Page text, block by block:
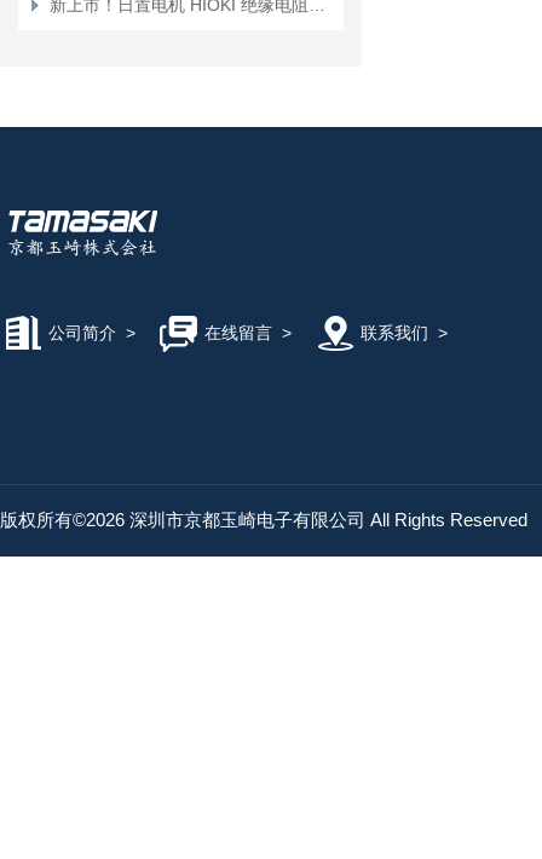
公司简介 > 在线留言> 联系我们 >
版权所有©2026 深圳市京都玉崎电子有限公司 All Rights Reserved